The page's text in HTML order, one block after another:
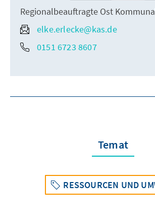
Regionalbeauftragte Ost
elke.erlecke@kas.de
0151 6723 8607
Temat
RESSOURCEN UND